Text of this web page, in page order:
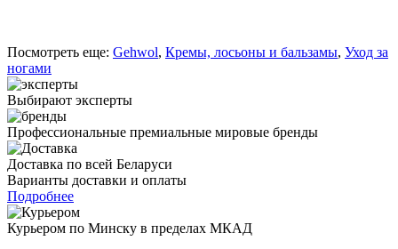
Посмотреть еще: Gehwol, Кремы, лосьоны и бальзамы, Уход за
ногами
Выбирают эксперты
Профессиональные премиальные мировые бренды
Доставка по всей Беларуси
Варианты доставки и оплаты
Подробнее
Курьером по Минску в пределах МКАД